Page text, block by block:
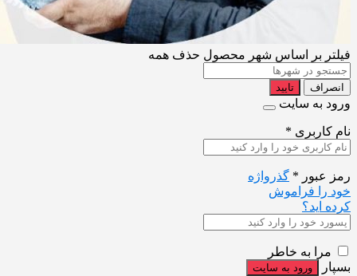
فیلتر بر اساس شهر محصول حذف همه
انصراف تایید
ورود به سایت
نام کاربری *
رمز عبور * گذرواژه
خود را فراموش
کرده اید؟
مرا به خاطر
بسپار